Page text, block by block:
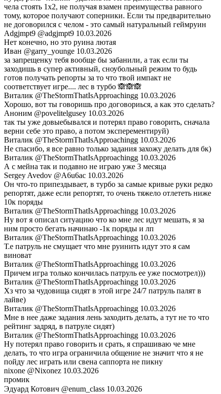
чела стоять 1х2, не получая взамен преимущества равного
тому, которое получают соперники. Если ты предварительно
не договорился с челом - это самый натуральный геймруин
Adgjmpt9 @adgjmpt9 10.03.2026
Нет конечно, но это руина лютая
Иван @garry_younge 10.03.2026
за запрещенку тебя вообще бы забанили, а так если ты
заходишь в супер активный, сноубольный режим то будь
готов получать репорты за то что твой импакт не
соответствует игре.... лес в турбо 🙈🙈🙈
Виталик @TheStormThatIsApproachingg 10.03.2026
Хорошо, вот ты говоришь про договориься, а как это сделать?
Аноним @povelitelgusey 10.03.2026
так ты уже довыебывался и потерял право говорить, сначала
верни себе это право, а потом эксперементируй)
Виталик @TheStormThatIsApproachingg 10.03.2026
Не спасибо, я все равно только задания захожу делать для бк)
Виталик @TheStormThatIsApproachingg 10.03.2026
А с мейна так и подавно не играю уже 3 месяца
Sergey Avedov @A6u6ac 10.03.2026
Он что-то припездывает, в турбо за самые кривые руки редко
репортят, даже если репортят, то очень тяжело отлететь ниже
10к поряды
Виталик @TheStormThatIsApproachingg 10.03.2026
Ну вот я описал ситуацию что ко мне лес идут мешать, я за
ним просто бегать начинаю -1к поряды и лп
Виталик @TheStormThatIsApproachingg 10.03.2026
Т.е патруль не смущает что мне руинить идут это я сам
виноват
Виталик @TheStormThatIsApproachingg 10.03.2026
Причем игра только кончилась патруль ее уже посмотрел)))
Виталик @TheStormThatIsApproachingg 10.03.2026
Хз что за чудовища сидят в этой игре 24/7 патруль палят в
лайве)
Виталик @TheStormThatIsApproachingg 10.03.2026
Мне в нее даже задания лень заходить делать, а тут не то что
рейтинг задряд, в патруле сидят)
Виталик @TheStormThatIsApproachingg 10.03.2026
Ну потерял право говорить и срать, я спрашиваю че мне
делать, то что игра ограничила общение не значит что я не
пойду лес играть или свена саппорта не пикну
nixone @Nixonez 10.03.2026
промик
ㅤЭдуард ㅤКотович @enum_class 10.03.2026